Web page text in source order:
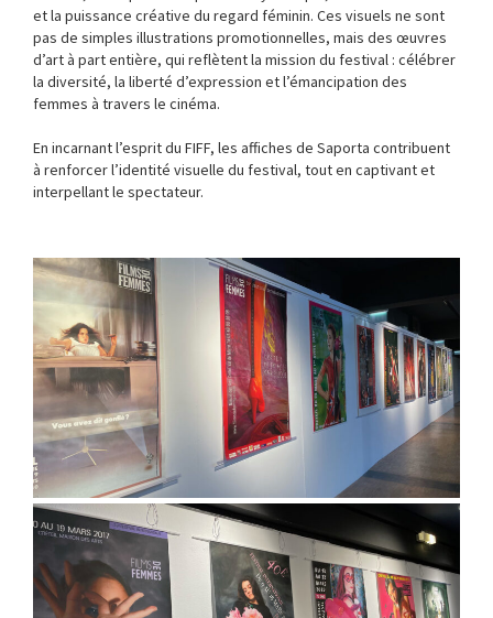
et la puissance créative du regard féminin. Ces visuels ne sont
pas de simples illustrations promotionnelles, mais des œuvres
d’art à part entière, qui reflètent la mission du festival : célébrer
la diversité, la liberté d’expression et l’émancipation des
femmes à travers le cinéma.
En incarnant l’esprit du FIFF, les affiches de Saporta contribuent
à renforcer l’identité visuelle du festival, tout en captivant et
interpellant le spectateur.